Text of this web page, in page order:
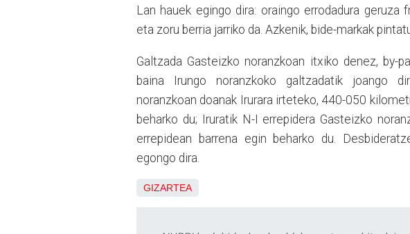
Lan hauek egingo dira: oraingo errodadura
eta zoru berria jarriko da. Azkenik, bide-markak
Galtzada Gasteizko noranzkoan itxiko denez, by-
baina Irungo noranzkoko galtzadatik joango
noranzkoan doanak Irurara irteteko, 440-050
beharko du; Iruratik N-I errepidera Gasteizko
errepidean barrena egin beharko du.
egongo dira.
GIZARTEA